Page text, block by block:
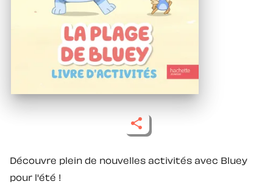
Découvre plein de nouvelles activités avec Bluey
pour l'été !